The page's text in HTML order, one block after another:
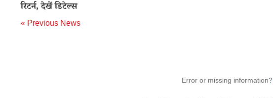
रिटर्न, देखें डिटेल्स
« Previous News
Error or missing information?